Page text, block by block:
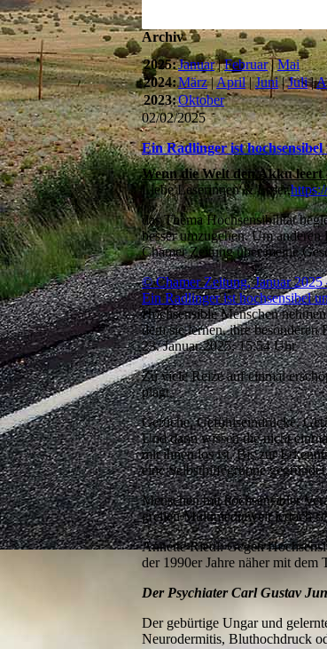
Archiv
2025:Januar|Februar|Mai
2024:März|April|Juni|Juli|
2023:Oktober
02/02/2025
Ein Radlinger ist
Wenn die Welt den Akku
Liebe Leserinnen & Leser,
das Thema Hochsensibilität
besser umzugehen. Um
Chamer Zeitung über meine
© Chamer Zeitung, Januar
Ein Radlinger ist hochsensibel
Hochsensible Menschen
dem sie lernen, ihre besonderen
23. Januar 2025, 15:54 Uhr
Zu viele Reize auf einmal
plagt.
Gerüche, Gefühlseindrücke,
Und dann wissen die nicht
mit ihnen los ist. Bis zur
eine Selbsthilfegruppe
Menschen mit hochsensibler
grellen Multimediawelt jedoch
Annette Riedl: Gegen
der 1990er Jahre näher mit dem
Der Psychiater Carl Gustav
Der gebürtige Ungar und
Neurodermitis, Bluthochdruck